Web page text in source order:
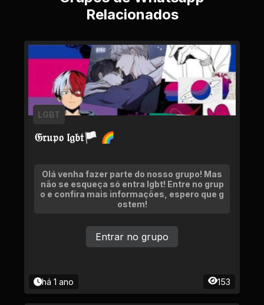
Relacionados
𝔊𝔯𝔲𝔭𝔬 𝔩𝔤𝔟𝔱🏳 🌈
LGBT
Olá venha fazer parte do nosso grupo! Mas
não se esqueça só entra lgbt! Entre no grup
o e confira mais informações, espero que g
ostem!
há 1 ano 153
Entrar no grupo